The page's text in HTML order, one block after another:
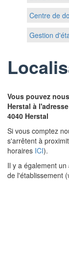
Centre de
Gestion
Vous pouvez
Herstal à
4040 Herstal
Si vous comptez
s'arrêtent à
horaires ICI).
Il y a également un
de l'établissement